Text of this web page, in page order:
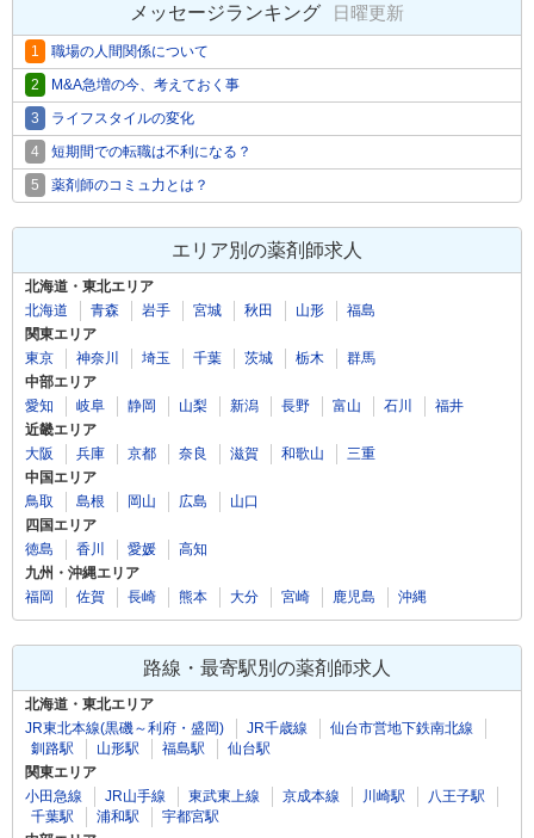
メッセージランキング 日曜更新
1
職場の人間関係について
2
M&A急増の今、考えておく事
3
ライフスタイルの変化
4
短期間での転職は不利になる？
5
薬剤師のコミュ力とは？
エリア別の薬剤師求人
北海道・東北エリア
北海道
青森 岩手 宮城 秋田 山形
福島
関東エリア
東京
神奈川 埼玉 千葉 茨城 栃木
群馬
中部エリア
愛知
岐阜 静岡 山梨 新潟 長野 富山 石川
福井
近畿エリア
大阪
兵庫 京都 奈良 滋賀 和歌山
三重
中国エリア
鳥取
島根 岡山 広島
山口
四国エリア
徳島
香川 愛媛
高知
九州・沖縄エリア
福岡
佐賀 長崎 熊本 大分 宮崎 鹿児島 沖縄
路線・最寄駅別の薬剤師求人
北海道・東北エリア
JR東北本線(黒磯～利府・盛岡)
JR千歳線
仙台市営地下鉄南北線
釧路駅
山形駅 福島駅
仙台駅
関東エリア
小田急線
JR山手線 東武東上線 京成本線 川崎駅
八王子駅
千葉駅
浦和駅
宇都宮駅